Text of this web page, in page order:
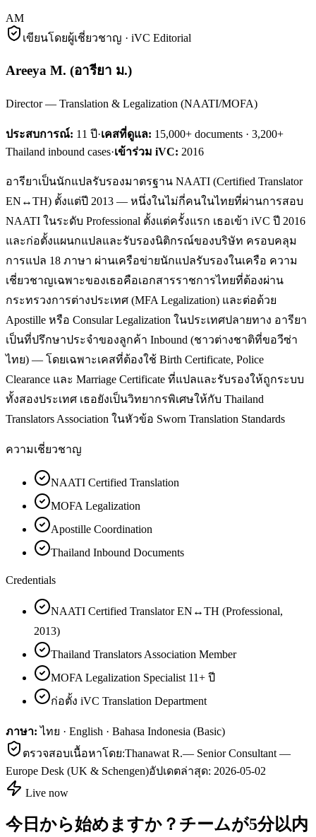
AM
เขียนโดยผู้เชี่ยวชาญ · iVC Editorial
Areeya M. (อารียา ม.)
Director — Translation & Legalization (NAATI/MOFA)
ประสบการณ์: 11 ปี·เคสที่ดูแล: 15,000+ documents · 3,200+
Thailand inbound cases·เข้าร่วม iVC: 2016
อารียาเป็นนักแปลรับรองมาตรฐาน NAATI (Certified Translator
EN↔TH) ตั้งแต่ปี 2013 — หนึ่งในไม่กี่คนในไทยที่ผ่านการสอบ
NAATI ในระดับ Professional ตั้งแต่ครั้งแรก เธอเข้า iVC ปี 2016
และก่อตั้งแผนกแปลและรับรองนิติกรณ์ของบริษัท ครอบคลุม
การแปล 18 ภาษา ผ่านเครือข่ายนักแปลรับรองในเครือ ความ
เชี่ยวชาญเฉพาะของเธอคือเอกสารราชการไทยที่ต้องผ่าน
กระทรวงการต่างประเทศ (MFA Legalization) และต่อด้วย
Apostille หรือ Consular Legalization ในประเทศปลายทาง อารียา
เป็นที่ปรึกษาประจำของลูกค้า Inbound (ชาวต่างชาติที่ขอวีซ่า
ไทย) — โดยเฉพาะเคสที่ต้องใช้ Birth Certificate, Police
Clearance และ Marriage Certificate ที่แปลและรับรองให้ถูกระบบ
ทั้งสองประเทศ เธอยังเป็นวิทยากรพิเศษให้กับ Thailand
Translators Association ในหัวข้อ Sworn Translation Standards
ความเชี่ยวชาญ
NAATI Certified Translation
MOFA Legalization
Apostille Coordination
Thailand Inbound Documents
Credentials
NAATI Certified Translator EN↔TH (Professional,
2013)
Thailand Translators Association Member
MOFA Legalization Specialist 11+ ปี
ก่อตั้ง iVC Translation Department
ภาษา: ไทย · English · Bahasa Indonesia (Basic)
ตรวจสอบเนื้อหาโดย:Thanawat R.— Senior Consultant —
Europe Desk (UK & Schengen)อัปเดตล่าสุด: 2026-05-02
Live now
今日から始めますか？チームが5分以内